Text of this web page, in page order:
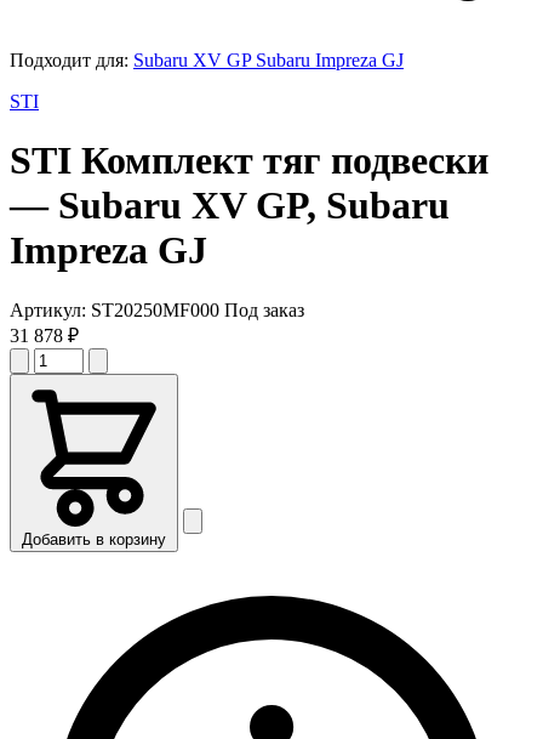
Подходит для: Subaru XV GP Subaru Impreza GJ
STI
STI Комплект тяг подвески
— Subaru XV GP, Subaru
Impreza GJ
Артикул: ST20250MF000 Под заказ
31 878 ₽
Добавить в корзину